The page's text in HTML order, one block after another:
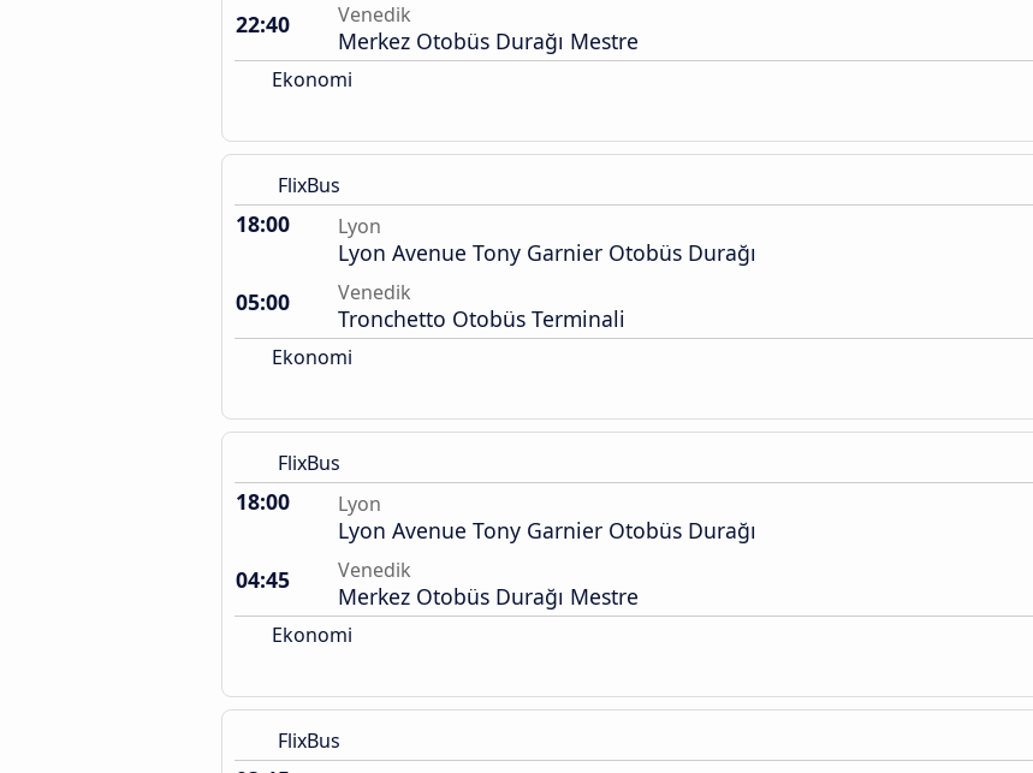
22:40
Venedik
Merkez Otobüs Durağı Mestre
Ekonomi
FlixBus
18:00 Lyon
Lyon Avenue Tony Garnier Otobüs Durağı
05:00
Venedik
Tronchetto Otobüs Terminali
Ekonomi
FlixBus
18:00 Lyon
Lyon Avenue Tony Garnier Otobüs Durağı
04:45
Venedik
Merkez Otobüs Durağı Mestre
Ekonomi
FlixBus